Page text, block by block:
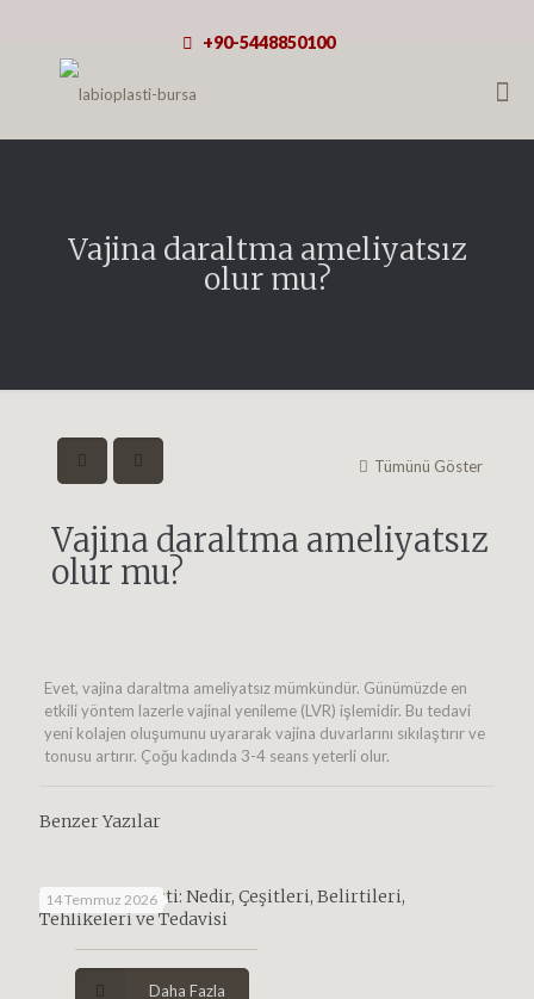
+90-5448850100
Vajina daraltma ameliyatsız
olur mu?
Tümünü Göster
Vajina daraltma ameliyatsız
olur mu?
Evet, vajina daraltma ameliyatsız mümkündür. Günümüzde en
etkili yöntem lazerle vajinal yenileme (LVR) işlemidir. Bu tedavi
yeni kolajen oluşumunu uyararak vajina duvarlarını sıkılaştırır ve
tonusu artırır. Çoğu kadında 3-4 seans yeterli olur.
Benzer Yazılar
14 Temmuz 2026
Yumurtalık Kisti: Nedir, Çeşitleri, Belirtileri,
Tehlikeleri ve Tedavisi
Daha Fazla